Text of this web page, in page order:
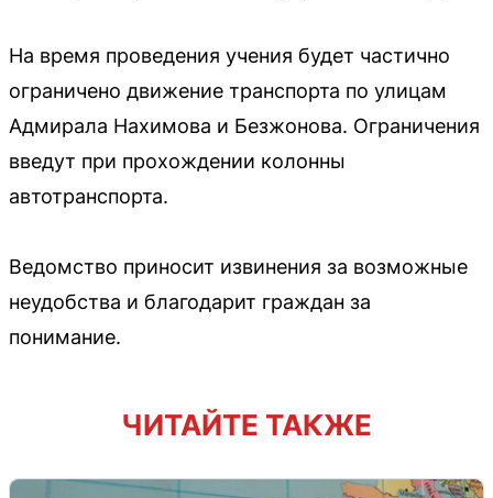
На время проведения учения будет частично
ограничено движение транспорта по улицам
Адмирала Нахимова и Безжонова. Ограничения
введут при прохождении колонны
автотранспорта.
Ведомство приносит извинения за возможные
неудобства и благодарит граждан за
понимание.
ЧИТАЙТЕ ТАКЖЕ